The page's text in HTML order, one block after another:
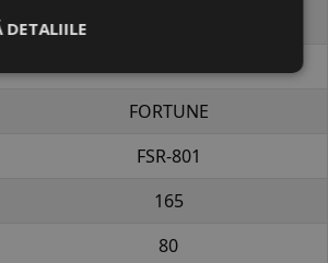
FORTUNE
FSR-801
165
80
DETALIILE